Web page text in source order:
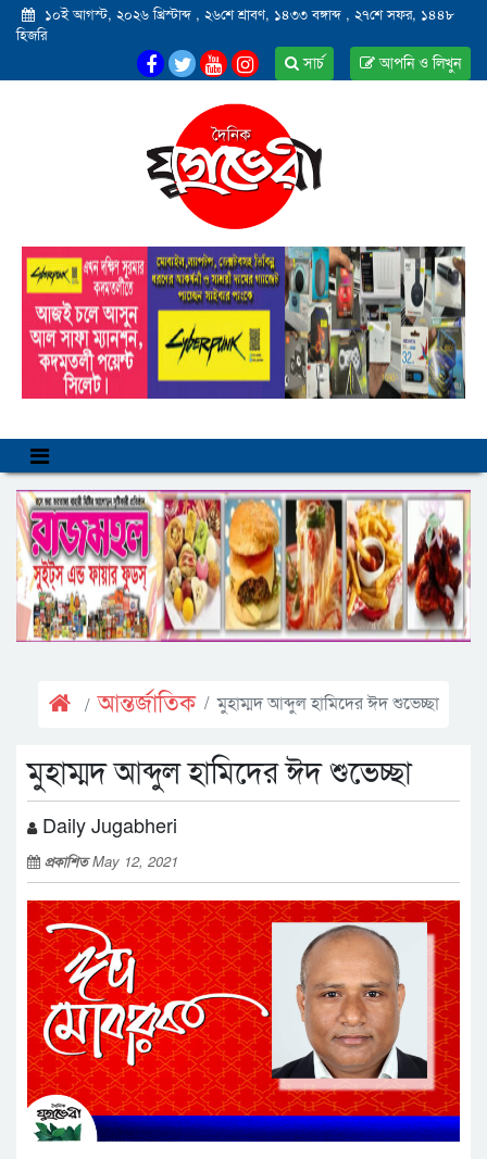
১০ই আগস্ট, ২০২৬ খ্রিস্টাব্দ , ২৬শে শ্রাবণ, ১৪৩৩ বঙ্গাব্দ , ২৭শে সফর, ১৪৪৮
হিজরি
আপনি ও লিখুন
সার্চ
আন্তর্জাতিক মুহাম্মদ আব্দুল হামিদের ঈদ শুভেচ্ছা
মুহাম্মদ আব্দুল হামিদের ঈদ শুভেচ্ছা
Daily Jugabheri
প্রকাশিতMay 12, 2021